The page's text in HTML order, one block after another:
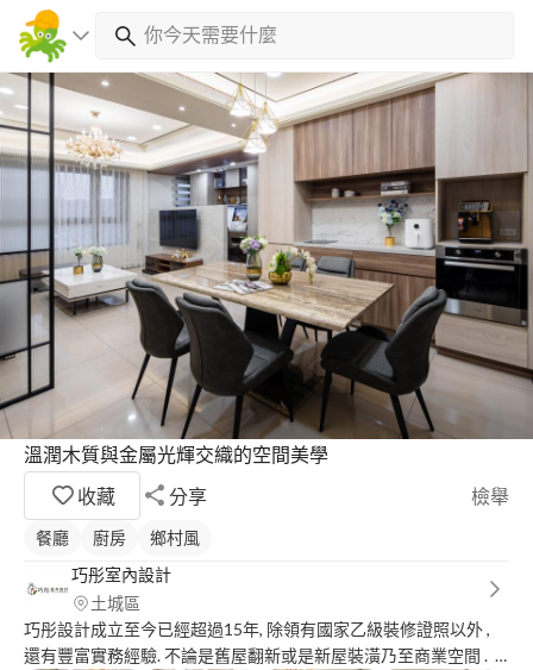
溫潤木質與金屬光輝交織的空間美學
收藏
分享 檢舉
餐廳 廚房
鄉村風
巧彤室內設計
土城區
巧彤設計成立至今已經超過15年, 除領有國家乙級裝修證照以外 ,
還有豐富實務經驗. 不論是舊屋翻新或是新屋裝潢乃至商業空間 .